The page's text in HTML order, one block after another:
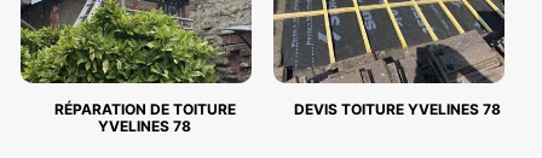
RÉPARATION DE TOITURE
YVELINES 78
DEVIS TOITURE YVELINES 78